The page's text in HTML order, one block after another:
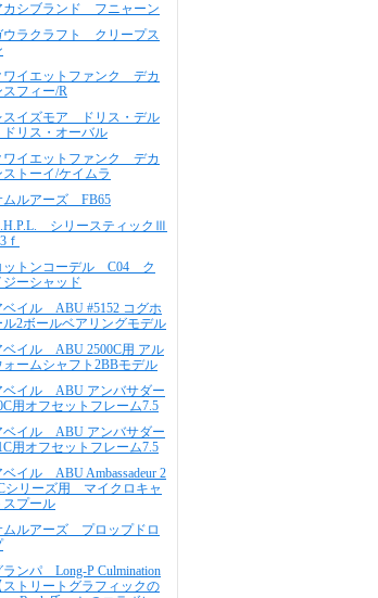
カシブランド フニャーン
ウラクラフト クリープス
ワイエットファンク デカ
スフィー/R
スイズモア ドリス・デル
ドリス・オーバル
ワイエットファンク デカ
ストーイ/ケイムラ
ムルアーズ FB65
シリースティックⅢ
ｆ
ットンコーデル C04 ク
ジーシャッド
ベイル ABU #5152 コグホ
ル2ボールベアリングモデル
ベイル ABU 2500C用 アル
ォームシャフト2BBモデル
ベイル ABU アンバサダー
用オフセットフレーム7.5
ベイル ABU アンバサダー
用オフセットフレーム7.5
ベイル ABU Ambassadeur 2
シリーズ用 マイクロキャ
スプール
ムルアーズ プロップドロ
ランパ Long-P Culmination
トリートグラフィックの